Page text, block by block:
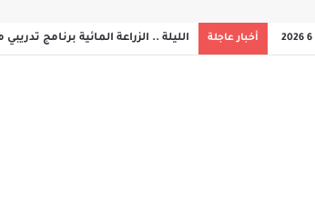
أخبار عاجلة الليلة .. الزراعة المائية برنامج